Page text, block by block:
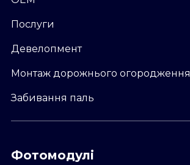
Послуги
Девелопмент
Монтаж дорожнього огородження
Забивання паль
Фотомодулі